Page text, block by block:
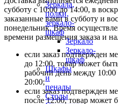
Зеркала,
полки,
зеркало-
шкаф
Зеркало
Зеркало-
шкаф
Шкафы
и
пеналы
Столы
субботу с 10:00 до 14:00, в
заказанные вами в субботу и
понедельник. Время
времени размещения заказа и
если заказ подтвержден
до 12:00, товар может
рабочий день между
20:00;
если заказ подтвержден
после 12:00, товар может